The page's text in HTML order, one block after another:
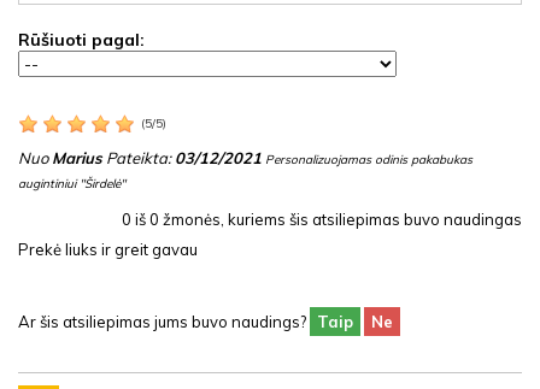
Rūšiuoti pagal:
(5/5)
NuoMariusPateikta:03/12/2021 Personalizuojamas odinis pakabukas
augintiniui "Širdelė"
0 iš0 žmonės, kuriems šis atsiliepimas buvo naudingas
Prekė liuks ir greit gavau
Ar šis atsiliepimas jums buvo naudings? Taip Ne